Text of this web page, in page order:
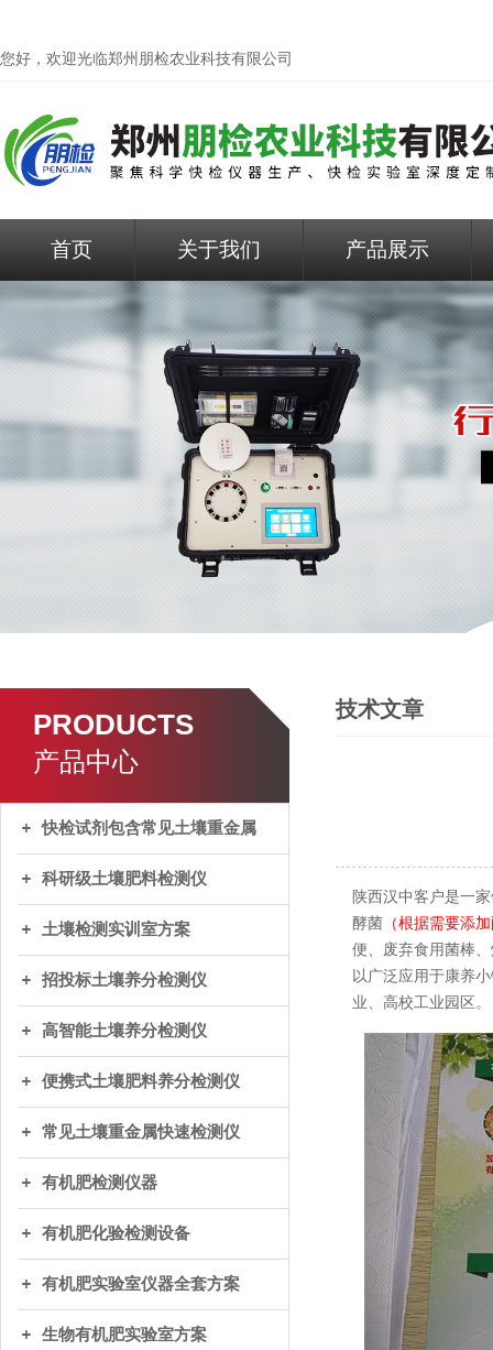
您好，欢迎光临郑州朋检农业科技有限公司
首页 关于我们 产品展示
PRODUCTS
产品中心
快检试剂包含常见土壤重金属
科研级土壤肥料检测仪
土壤检测实训室方案
招投标土壤养分检测仪
高智能土壤养分检测仪
便携式土壤肥料养分检测仪
常见土壤重金属快速检测仪
有机肥检测仪器
有机肥化验检测设备
有机肥实验室仪器全套方案
生物有机肥实验室方案
技术文章
陕西汉中客户是一
酵菌 （根据需要添
便、废弃食用菌棒
以广泛应用于康养
业、高校工业园区。